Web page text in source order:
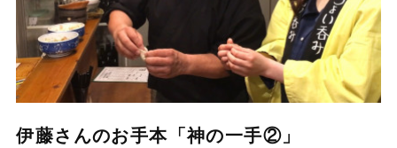
伊藤さんのお手本「神の一手②」